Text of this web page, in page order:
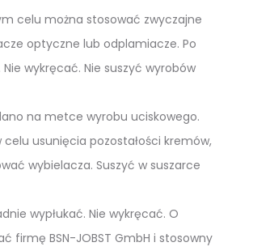
celu można stosować zwyczajne
optyczne lub odplamiacze. Po
wykręcać. Nie suszyć wyrobów
na metce wyrobu uciskowego.
usunięcia pozostałości kremów,
wybielacza. Suszyć w suszarce
wypłukać. Nie wykręcać. O
firmę BSN-JOBST GmbH i stosowny